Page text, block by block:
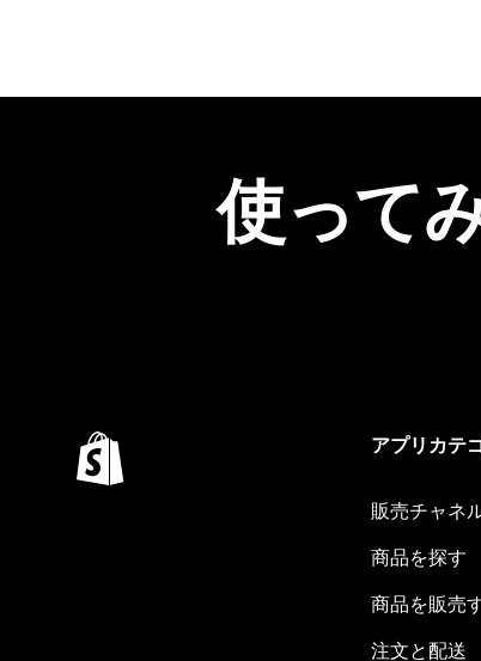
使って
アプリカテ
販売チャネ
商品を探す
商品を販売
注文と配送